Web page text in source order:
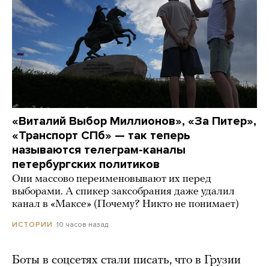
«Виталий Выбор Миллионов», «За Питер»,
«Транспорт СПб» — так теперь
называются телеграм-каналы
петербургских политиков
Они массово переименовывают их перед
выборами. А спикер заксобрания даже удалил
канал в «Максе» (Почему? Никто не понимает)
ИСТОРИИ 10 часов назад
Боты в соцсетях стали писать, что в Грузии